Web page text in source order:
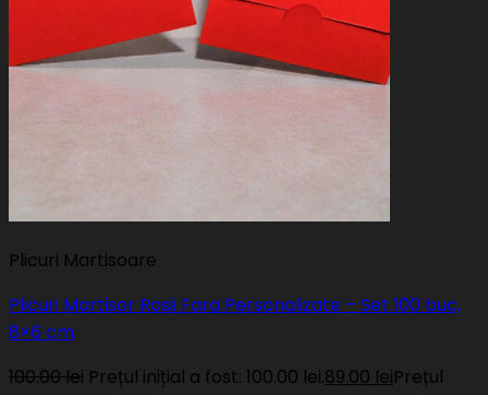
Plicuri Martisoare
Plicuri Martisor Rosii Fara Personalizate – Set 100 buc,
8×6 cm
100.00lei Prețul inițial a fost: 100.00 lei.89.00 leiPrețul